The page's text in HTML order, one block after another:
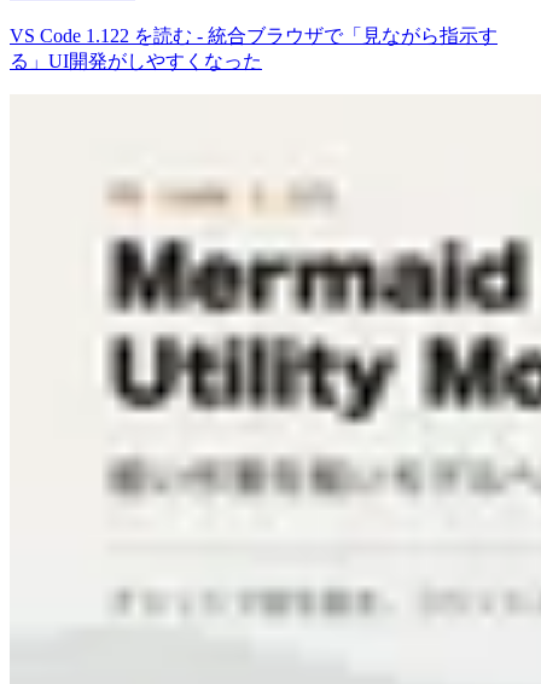
VS Code 1.122 を読む - 統合ブラウザで「見ながら指示す
る」UI開発がしやすくなった